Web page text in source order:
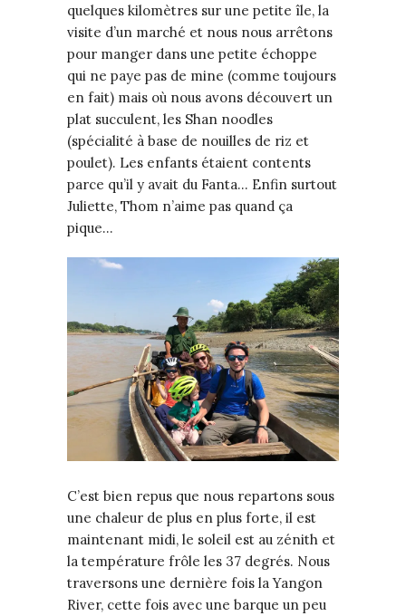
quelques kilomètres sur une petite île, la
visite d’un marché et nous nous arrêtons
pour manger dans une petite échoppe
qui ne paye pas de mine (comme toujours
en fait) mais où nous avons découvert un
plat succulent, les Shan noodles
(spécialité à base de nouilles de riz et
poulet). Les enfants étaient contents
parce qu’il y avait du Fanta… Enfin surtout
Juliette, Thom n’aime pas quand ça
pique…
C’est bien repus que nous repartons sous
une chaleur de plus en plus forte, il est
maintenant midi, le soleil est au zénith et
la température frôle les 37 degrés. Nous
traversons une dernière fois la Yangon
River, cette fois avec une barque un peu